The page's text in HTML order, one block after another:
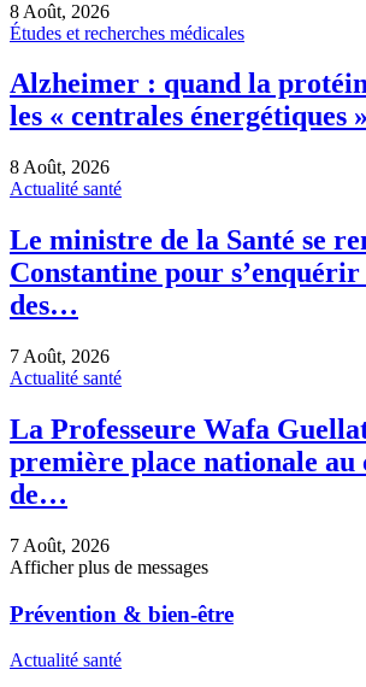
8 Août, 2026
Études et recherches médicales
Alzheimer : quand la
les « centrales énergétiques
8 Août, 2026
Actualité santé
Le ministre de la Santé se
Constantine pour s’enquérir
des…
7 Août, 2026
Actualité santé
La Professeure Wafa
première place nationale au
de…
7 Août, 2026
Afficher plus de messages
Prévention & bien-être
Actualité santé